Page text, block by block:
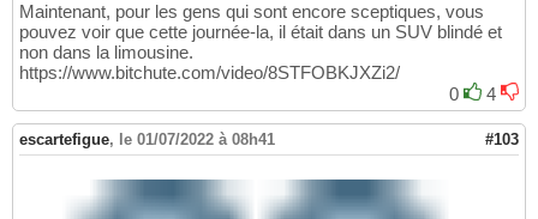
Maintenant, pour les gens qui sont encore sceptiques, vous
pouvez voir que cette journée-la, il était dans un SUV blindé et
non dans la limousine.
https://www.bitchute.com/video/8STFOBKJXZi2/
0
4
escartefigue, le 01/07/2022 à 08h41 #103